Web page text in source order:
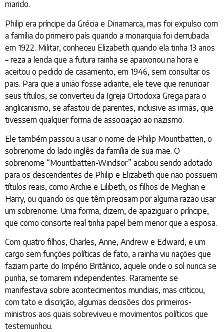
marido.
Philip era príncipe da Grécia e Dinamarca, mas foi expulso com
a família do primeiro país quando a monarquia foi derrubada
em 1922. Militar, conheceu Elizabeth quando ela tinha 13 anos
– reza a lenda que a futura rainha se apaixonou na hora e
aceitou o pedido de casamento, em 1946, sem consultar os
pais. Para que a união fosse adiante, ele teve que renunciar
seus títulos, se converteu da Igreja Ortodoxa Grega para o
anglicanismo, se afastou de parentes, inclusive as irmãs, que
tivessem qualquer forma de associação ao nazismo.
Ele também passou a usar o nome de Philip Mountbatten, o
sobrenome do lado inglês da família de sua mãe. O
sobrenome “Mountbatten-Windsor” acabou sendo adotado
para os descendentes de Philip e Elizabeth que não possuem
títulos reais, como Archie e Lilibeth, os filhos de Meghan e
Harry, ou quando os que têm precisam por alguma razão usar
um sobrenome. Uma forma, dizem, de apaziguar o príncipe,
que como consorte real tinha papel bem menor que a esposa.
Com quatro filhos, Charles, Anne, Andrew e Edward, e um
cargo sem funções políticas de fato, a rainha viu nações que
faziam parte do Império Britânico, aquele onde o sol nunca se
punha, se tornarem independentes. Raramente se
manifestava sobre acontecimentos mundiais, mas criticou,
com tato e discrição, algumas decisões dos primeiros-
ministros aos quais sobreviveu e movimentos políticos que
testemunhou.